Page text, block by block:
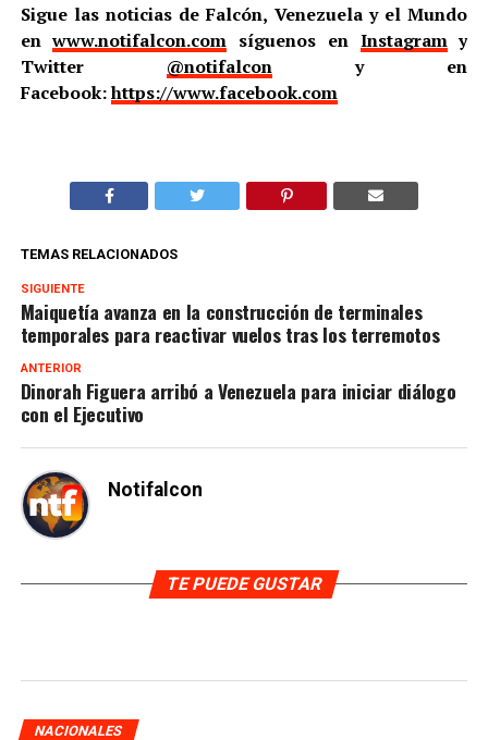
Sigue las noticias de Falcón, Venezuela y el Mundo
enwww.notifalcon.com síguenos en Instagramy
Twitter @notifalcony en
Facebook:https://www.facebook.com
TEMAS RELACIONADOS
SIGUIENTE
Maiquetía avanza en la construcción de terminales
temporales para reactivar vuelos tras los terremotos
ANTERIOR
Dinorah Figuera arribó a Venezuela para iniciar diálogo
con el Ejecutivo
Notifalcon
TE PUEDE GUSTAR
NACIONALES